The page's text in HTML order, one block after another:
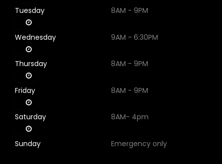
Tuesday 8AM - 9PM
Wednesday 9AM - 6:30PM
Thursday 8AM - 9PM
Friday 8AM - 9PM
Saturday 8AM- 4pm
Sunday Emergency only